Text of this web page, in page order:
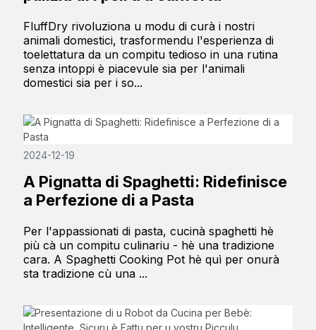
FluffDry rivoluziona u modu di curà i nostri
animali domestici, trasformendu l'esperienza di
toelettatura da un compitu tedioso in una rutina
senza intoppi è piacevule sia per l'animali
domestici sia per i so...
2024-12-19
A Pignatta di Spaghetti: Ridefinisce
a Perfezione di a Pasta
Per l'appassionati di pasta, cucinà spaghetti hè
più cà un compitu culinariu - hè una tradizione
cara. A Spaghetti Cooking Pot hè quì per onurà
sta tradizione cù una ...